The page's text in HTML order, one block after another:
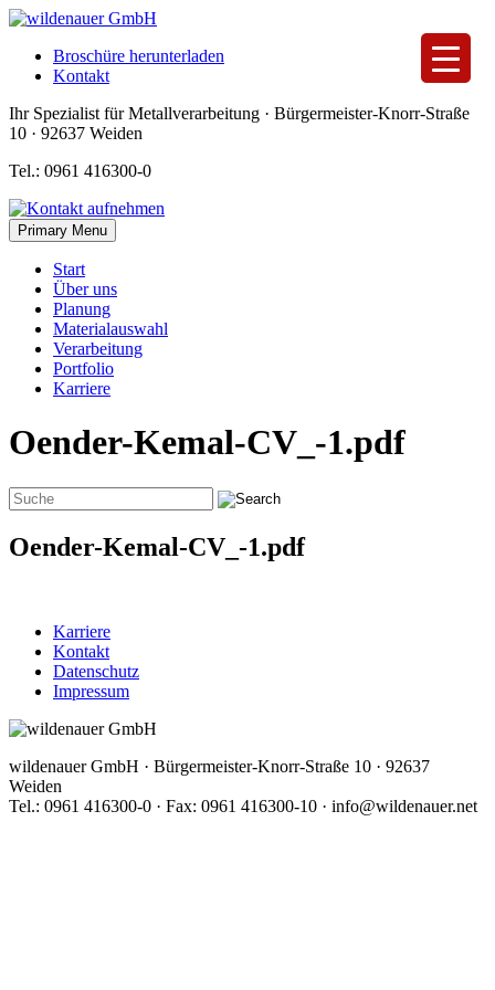
Skip
contentBroschüre herunterladen
Kontakt
Ihr Spezialist für Metallverarbeitung · Bürgermeister-Knorr-Straße
10 · 92637 Weiden
Tel.: 0961 416300-0
Primary Menu
Start
Über uns
Planung
Materialauswahl
Verarbeitung
Portfolio
Karriere
Oender-Kemal-CV_-1.pdf
Oender-Kemal-CV_-1.pdf
Karriere
Kontakt
Datenschutz
Impressum
wildenauer GmbH · Bürgermeister-Knorr-Straße 10 · 92637
Weiden
Tel.: 0961 416300-0 · Fax: 0961 416300-10 · info@wildenauer.net